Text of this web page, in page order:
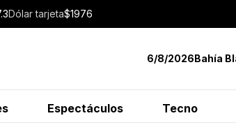
Dólartarjeta$1976
6/8/2026Bahía
Espectáculos Tecno